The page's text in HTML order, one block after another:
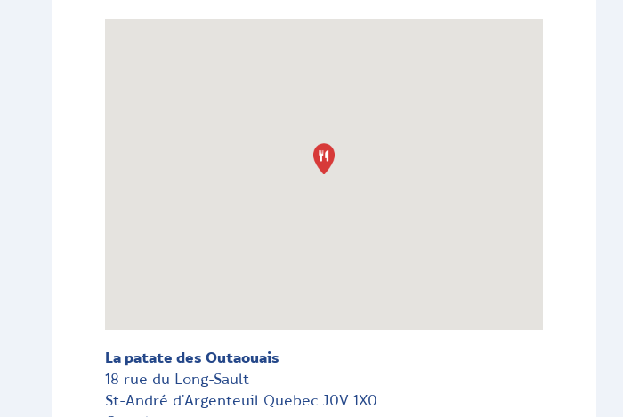
La patate des Outaouais
18 rue du Long-Sault
St-André d'Argenteuil Quebec J0V 1X0